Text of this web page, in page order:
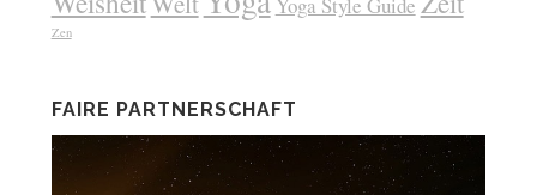
Zen
FAIRE PARTNERSCHAFT